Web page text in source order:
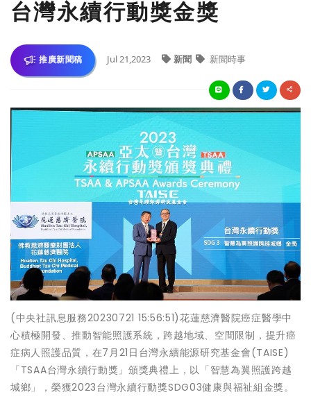
台灣永續行動獎金獎
推廣新聞稿 Jul 21,2023 新聞 新聞時事
(中央社訊息服務20230721 15:56:51)花蓮慈濟醫院癌症醫學中
心積極開發、推動智能照護系統，跨越地域、空間限制，提升癌
症病人照護品質，在7月21日台灣永續能源研究基金會(TAISE)
「TSAA台灣永續行動獎」頒獎典禮上，以「智慧為翼照護跨越
城鄉」，榮獲2023台灣永續行動獎SDG03健康與福祉組金獎。